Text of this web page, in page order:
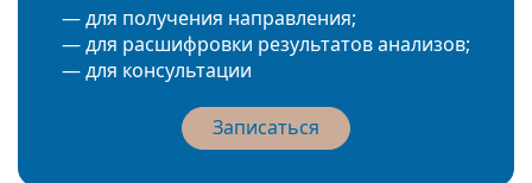
— для получения направления;
— для расшифровки результатов анализов;
— для консультации
Записаться